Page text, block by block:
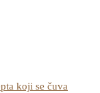
koji se čuva